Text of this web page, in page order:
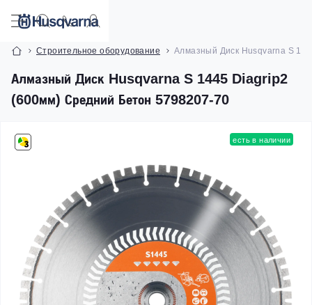
Строительное оборудование Алмазный Диск Husqvarna S
Алмазный Диск Husqvarna S 1445 Diagrip2
(600мм) Средний Бетон 5798207-70
есть в наличии